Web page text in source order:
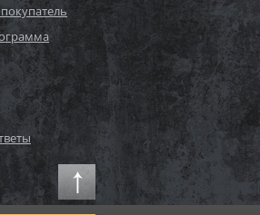
54122 BW, Bestway, Детский
надувной бассейн
"Баскетбол"...
4 020
3 578i
442 i Экономия